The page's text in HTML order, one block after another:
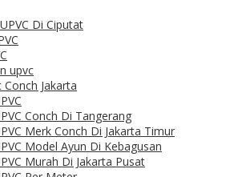
Di Ciputat
upvc
Jakarta
Conch Di Tangerang
Merk Conch Di Jakarta Timur
Model Ayun Di Kebagusan
Murah Di Jakarta Pusat